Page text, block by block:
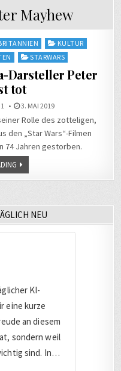
Mayhew
KULTUR
STARWARS
Darsteller Peter
tot
3. MAI 2019
Rolle des zotteligen,
den „Star Wars“-Filmen
74 Jahren gestorben.
NEU